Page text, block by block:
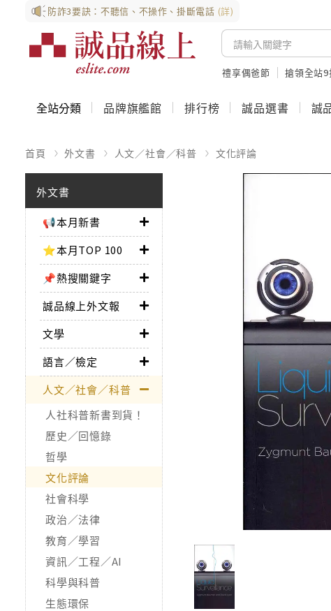
防詐3要訣：不聽信、不操作、掛斷電話 (詳)
禮享偶爸節 搶領全站
全站分類 品牌旗艦館 排行榜 誠品選書 誠
首頁 外文書 人文／社會／科普 文化評論
外文書
📢本月新書
⭐本月TOP 100
📌熱搜關鍵字
誠品線上外文報
文學
語言／檢定
人文／社會／科普
人社科普新書到貨！
歷史／回憶錄
哲學
文化評論
社會科學
政治／法律
教育／學習
資訊／工程／AI
科學與科普
生態環保